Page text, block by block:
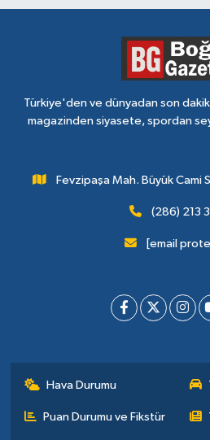
Türkiye'den ve dünyadan son
magazinden siyasete, spordan
Fevzipaşa Mah. Büyük Cami
(286) 213
[email
Hava Durumu
Puan Durumu ve Fikstür